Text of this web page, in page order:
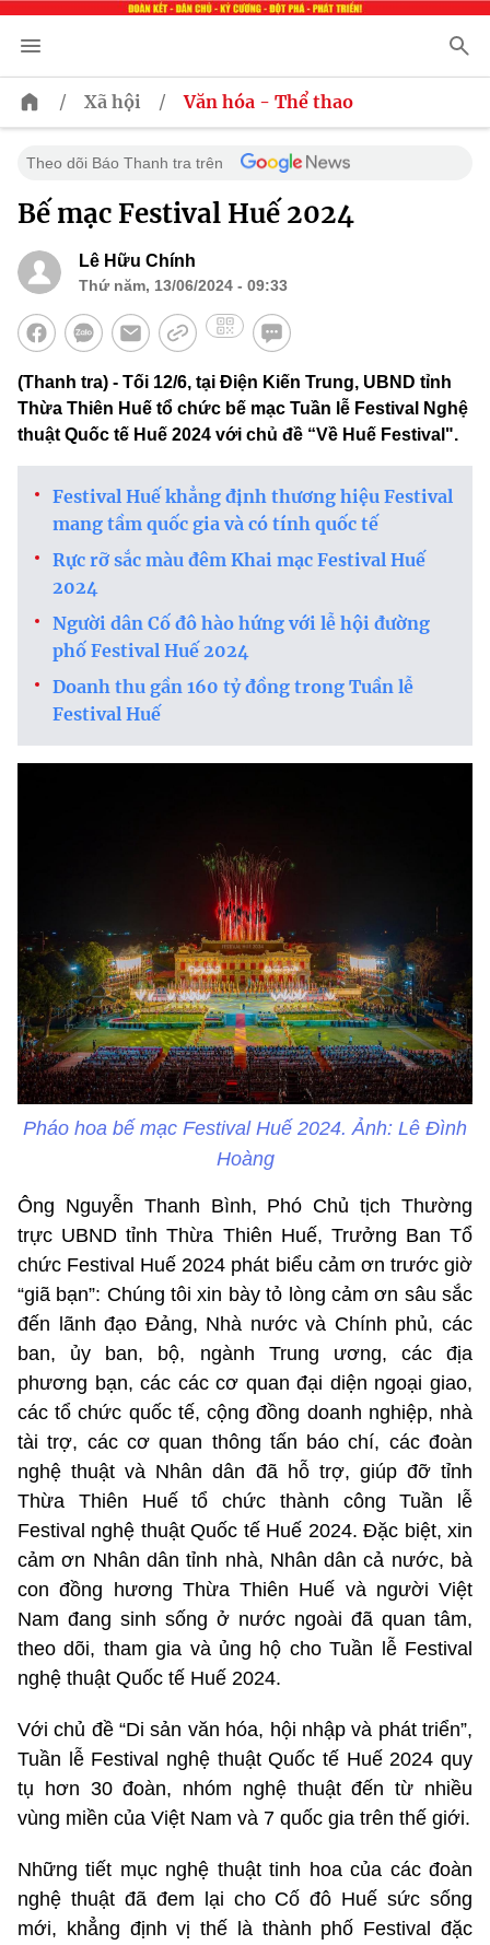
/ Xã hội / Văn hóa - Thể thao
Theo dõi Báo Thanh tra trên
Bế mạc Festival Huế 2024
Lê Hữu Chính
Thứ năm, 13/06/2024 - 09:33
(Thanh tra) - Tối 12/6, tại Điện Kiến Trung, UBND tỉnh
Thừa Thiên Huế tổ chức bế mạc Tuần lễ Festival Nghệ
thuật Quốc tế Huế 2024 với chủ đề “Về Huế Festival".
Festival Huế khẳng định thương hiệu Festival
mang tầm quốc gia và có tính quốc tế
Rực rỡ sắc màu đêm Khai mạc Festival Huế
2024
Người dân Cố đô hào hứng với lễ hội đường
phố Festival Huế 2024
Doanh thu gần 160 tỷ đồng trong Tuần lễ
Festival Huế
Pháo hoa bế mạc Festival Huế 2024. Ảnh: Lê Đình
Hoàng
Ông Nguyễn Thanh Bình, Phó Chủ tịch Thường
trực UBND tỉnh Thừa Thiên Huế, Trưởng Ban Tổ
chức Festival Huế 2024 phát biểu cảm ơn trước giờ
“giã bạn”: Chúng tôi xin bày tỏ lòng cảm ơn sâu sắc
đến lãnh đạo Đảng, Nhà nước và Chính phủ, các
ban, ủy ban, bộ, ngành Trung ương, các địa
phương bạn, các các cơ quan đại diện ngoại giao,
các tổ chức quốc tế, cộng đồng doanh nghiệp, nhà
tài trợ, các cơ quan thông tấn báo chí, các đoàn
nghệ thuật và Nhân dân đã hỗ trợ, giúp đỡ tỉnh
Thừa Thiên Huế tổ chức thành công Tuần lễ
Festival nghệ thuật Quốc tế Huế 2024. Đặc biệt, xin
cảm ơn Nhân dân tỉnh nhà, Nhân dân cả nước, bà
con đồng hương Thừa Thiên Huế và người Việt
Nam đang sinh sống ở nước ngoài đã quan tâm,
theo dõi, tham gia và ủng hộ cho Tuần lễ Festival
nghệ thuật Quốc tế Huế 2024.
Với chủ đề “Di sản văn hóa, hội nhập và phát triển”,
Tuần lễ Festival nghệ thuật Quốc tế Huế 2024 quy
tụ hơn 30 đoàn, nhóm nghệ thuật đến từ nhiều
vùng miền của Việt Nam và 7 quốc gia trên thế giới.
Những tiết mục nghệ thuật tinh hoa của các đoàn
nghệ thuật đã đem lại cho Cố đô Huế sức sống
mới, khẳng định vị thế là thành phố Festival đặc